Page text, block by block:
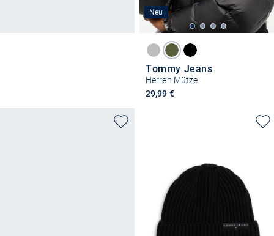
Neu
Tommy Jeans
Herren Mütze
29,99 €